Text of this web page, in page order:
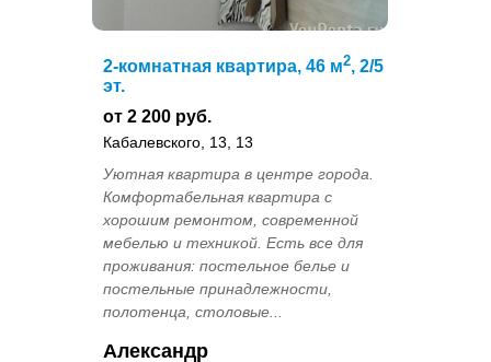
2-комнатная квартира, 46 м2, 2/5
эт.
от 2 200 руб.
Кабалевского, 13, 13
Уютная квартира в центре города.
Комфортабельная квартира с
хорошим ремонтом, современной
мебелью и техникой. Есть все для
проживания: постельное белье и
постельные принадлежности,
полотенца, столовые...
Александр